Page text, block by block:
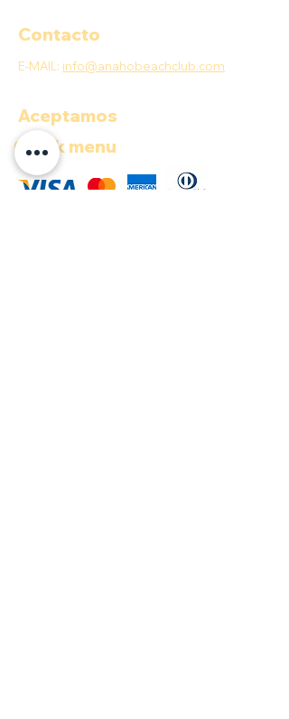
Contacto
E-MAIL: info@anahobeachclub.com
Aceptamos
Quick menu